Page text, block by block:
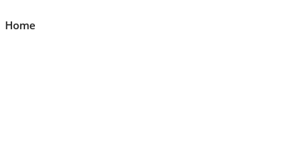
Home